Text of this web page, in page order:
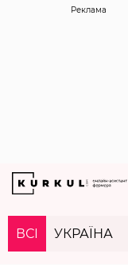
Реклама
ВСІ УКРАЇНА